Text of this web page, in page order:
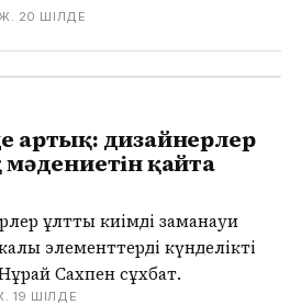
20 ШІЛДЕ
артық: дизайнерлер
мәдениетін қайта
ұлттық киімді заманауи
элементтерді күнделікті
Сахпен сұхбат.
19 ШІЛДЕ